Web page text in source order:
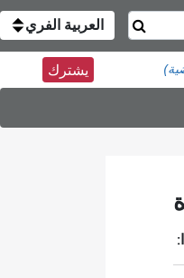
العربية الفري
يشترك